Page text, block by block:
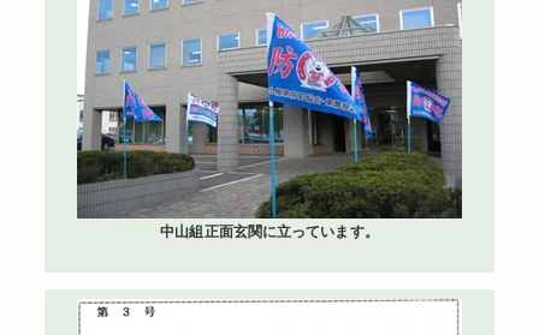
中山組正面玄関に立っています。